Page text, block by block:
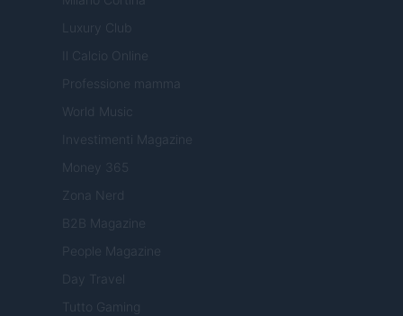
Luxury Club
Il Calcio Online
Professione mamma
World Music
Investimenti Magazine
Money 365
Zona Nerd
B2B Magazine
People Magazine
Day Travel
Tutto Gaming